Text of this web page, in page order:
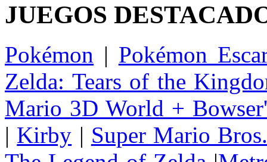
JUEGOS
Pokémon | Pokémon
Zelda: Tears of the
Mario 3D World +
| Kirby | Super Mario